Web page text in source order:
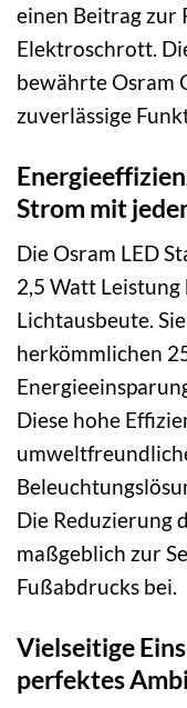
einen Beitrag zur
Elektroschrott.
bewährte Osram
zuverlässige
Strom mit
Die Osram LED
2,5 Watt
Lichtausbeute.
herkömmlichen
Diese hohe
Die Reduzierung
maßgeblich zur
Fußabdrucks bei.
Vielseitige
perfektes